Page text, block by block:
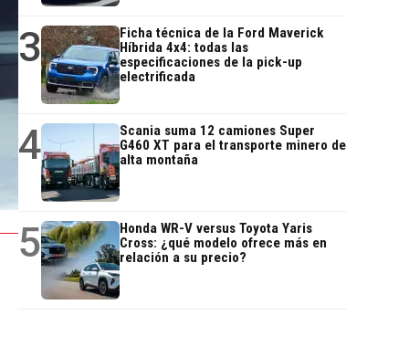
3
Ficha técnica de la Ford Maverick
Híbrida 4x4: todas las
especificaciones de la pick-up
electrificada
4
Scania suma 12 camiones Super
G460 XT para el transporte minero de
alta montaña
5
Honda WR-V versus Toyota Yaris
Cross: ¿qué modelo ofrece más en
relación a su precio?